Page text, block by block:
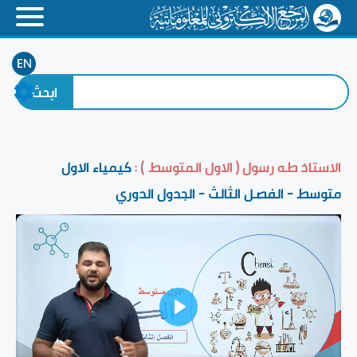
EN
الاستاذ طه رسول ( الاول المتوسط ) :كيمياء الاول
متوسط - الفصل الثالث - الجدول الدوري
Play